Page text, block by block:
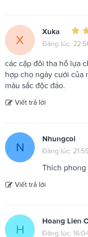
X
Xuka
Đăng lúc:
các cặp đôi tha hồ lựa
hợp cho ngày cưới của
màu sắc độc đáo.
Viết trả lời
N
Nhungcoi
Đăng lúc:
Thích phong
Viết trả lời
H
Hoang Lien
Đăng lúc: